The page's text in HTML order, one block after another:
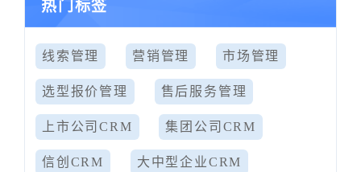
热门标签
线索管理 营销管理 市场管理
选型报价管理 售后服务管理
上市公司CRM 集团公司CRM
信创CRM 大中型企业CRM